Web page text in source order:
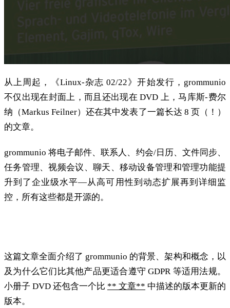
从上周起，《Linux-杂志 02/22》开始发行，grommunio
不仅出现在封面上，而且还出现在 DVD 上，马库斯-费尔
纳（Markus Feilner）还在其中发表了一篇长达 8 页（！）
的文章。
grommunio 将电子邮件、联系人、约会/日历、文件同步、
任务管理、视频会议、聊天、移动设备管理和管理功能提
升到了企业级水平—从高可用性到动态扩展再到详细监
控，所有这些都是开源的。
这篇文章全面介绍了 grommunio 的背景、架构和概念，以
及为什么它们比其他产品更适合遵守 GDPR 等适用法规。
小册子 DVD 还包含一个比 ** 文章** 中描述的版本更新的
版本。